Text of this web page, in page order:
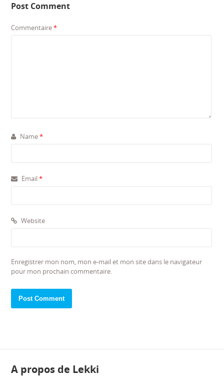
Post Comment
Commentaire*
Name*
Email*
Website
Enregistrer mon nom, mon e-mail et mon site dans le navigateur
pour mon prochain commentaire.
A propos de Lekki